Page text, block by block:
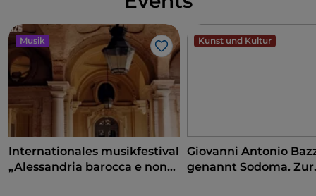
Musik
Like
Internationales musikfestival
„Alessandria barocca e non
Kunst und Kultur
Giovanni Antonio
genannt Sodoma. Zur